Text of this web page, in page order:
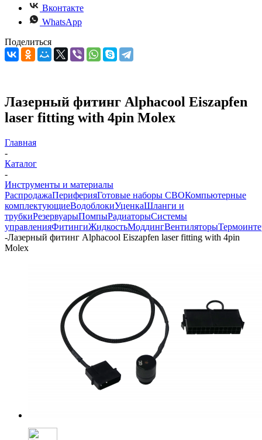
Вконтакте
WhatsApp
Поделиться
Лазерный фитинг Alphacool Eiszapfen
laser fitting with 4pin Molex
Главная
-
Каталог
-
Инструменты и материалы
РаспродажаПериферияГотовые наборы СВОКомпьютерные
комплектующиеВодоблокиУценкаШланги и
трубкиРезервуарыПомпыРадиаторыСистемы
управленияФитингиЖидкостьМоддингВентиляторы
-Лазерный фитинг Alphacool Eiszapfen laser fitting with 4pin
Molex